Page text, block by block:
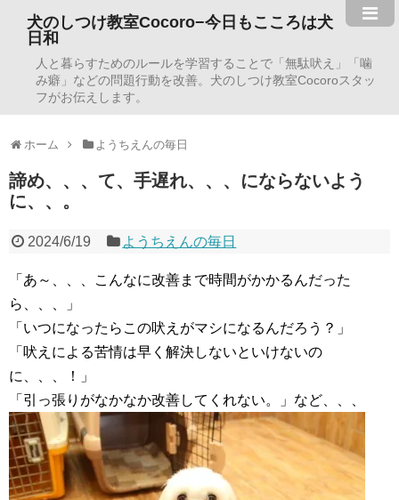
犬のしつけ教室Cocoro−今日もこころは犬
日和
人と暮らすためのルールを学習することで「無駄吠え」「噛
み癖」などの問題行動を改善。犬のしつけ教室Cocoroスタッ
フがお伝えします。
ホーム ようちえんの毎日
諦め、、、て、手遅れ、、、にならないよう
に、、。
2024/6/19 ようちえんの毎日
「あ～、、、こんなに改善まで時間がかかるんだった
ら、、、」
「いつになったらこの吠えがマシになるんだろう？」
「吠えによる苦情は早く解決しないといけないの
に、、、！」
「引っ張りがなかなか改善してくれない。」など、、、